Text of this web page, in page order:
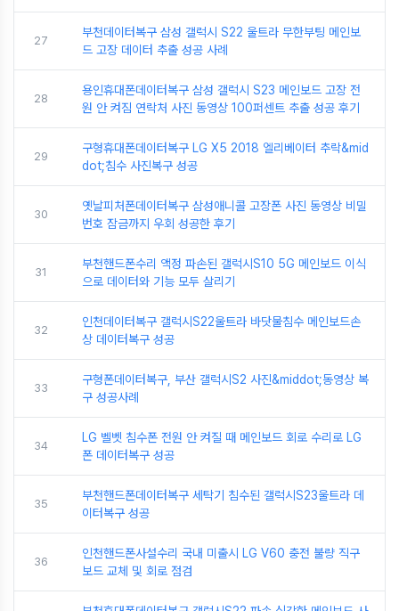
27
부천데이터복구 삼성 갤럭시 S22 울트라 무한부팅 메인보
드 고장 데이터 추출 성공 사례
28
용인휴대폰데이터복구 삼성 갤럭시 S23 메인보드 고장 전
원 안 켜짐 연락처 사진 동영상 100퍼센트 추출 성공 후기
29
구형휴대폰데이터복구 LG X5 2018 엘리베이터 추락&mid
dot;침수 사진복구 성공
30
옛날피처폰데이터복구 삼성애니콜 고장폰 사진 동영상 비밀
번호 잠금까지 우회 성공한 후기
31
부천핸드폰수리 액정 파손된 갤럭시S10 5G 메인보드 이식
으로 데이터와 기능 모두 살리기
32
인천데이터복구 갤럭시S22울트라 바닷물침수 메인보드손
상 데이터복구 성공
33
구형폰데이터복구, 부산 갤럭시S2 사진&middot;동영상 복
구 성공사례
34
LG 벨벳 침수폰 전원 안 켜질 때 메인보드 회로 수리로 LG
폰 데이터복구 성공
35
부천핸드폰데이터복구 세탁기 침수된 갤럭시S23울트라 데
이터복구 성공
36
인천핸드폰사설수리 국내 미출시 LG V60 충전 불량 직구
보드 교체 및 회로 점검